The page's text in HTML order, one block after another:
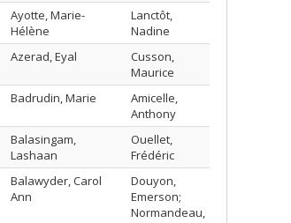
Ayotte, Marie-
Hélène
Lanctôt,
Nadine
Azerad, Eyal
Cusson,
Maurice
Badrudin, Marie
Amicelle,
Anthony
Balasingam,
Lashaan
Ouellet,
Frédéric
Balawyder, Carol
Ann
Douyon,
Emerson;
Normandeau,